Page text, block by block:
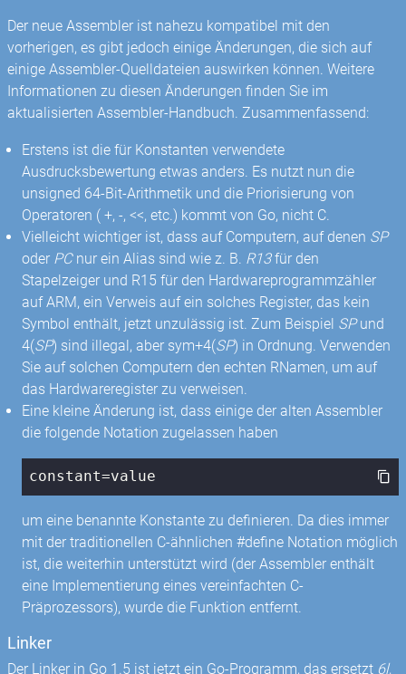
Der neue Assembler ist nahezu kompatibel mit den
vorherigen, es gibt jedoch einige Änderungen, die sich auf
einige Assembler-Quelldateien auswirken können. Weitere
Informationen zu diesen Änderungen finden Sie im
aktualisierten Assembler-Handbuch. Zusammenfassend:
Erstens ist die für Konstanten verwendete
Ausdrucksbewertung etwas anders. Es nutzt nun die
unsigned 64-Bit-Arithmetik und die Priorisierung von
Operatoren ( +, -, <<, etc.) kommt von Go, nicht C.
Vielleicht wichtiger ist, dass auf Computern, auf denen SP
oder PCnur ein Alias ​​sind wie z. B. R13für den
Stapelzeiger und R15 für den Hardwareprogrammzähler
auf ARM, ein Verweis auf ein solches Register, das kein
Symbol enthält, jetzt unzulässig ist. Zum Beispiel SPund
4(SP) sind illegal, aber sym+4(SP) in Ordnung. Verwenden
Sie auf solchen Computern den echten RNamen, um auf
das Hardwareregister zu verweisen.
Eine kleine Änderung ist, dass einige der alten Assembler
die folgende Notation zugelassen haben
constant=value
um eine benannte Konstante zu definieren. Da dies immer
mit der traditionellen C-ähnlichen #define Notation möglich
ist, die weiterhin unterstützt wird (der Assembler enthält
eine Implementierung eines vereinfachten C-
Präprozessors), wurde die Funktion entfernt.
Linker
Der Linker in Go 1.5 ist jetzt ein Go-Programm, das ersetzt 6l,